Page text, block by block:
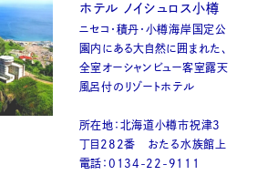
ホテル ノイシュロス小樽
ニセコ・積丹・小樽海岸国定公
園内にある大自然に囲まれた、
全室オーシャンビュー客室露天
風呂付のリゾートホテル
所在地：北海道小樽市祝津3
丁目282番 おたる水族館上
電話：0134-22-9111